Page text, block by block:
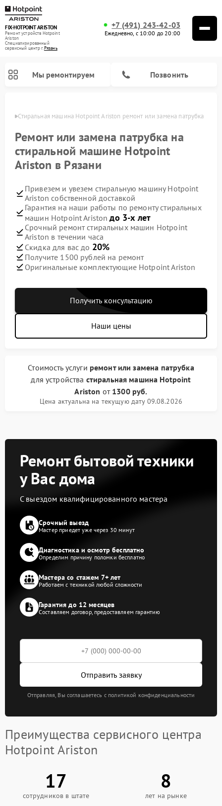
FIX-HOTPOINT ARISTON
Ремонт устройств Hotpoint
Ariston
Специализированный
cервисный центр г.Рязань
+7 (491) 243-42-03
Ежедневно, с 10:00 до 20:00
Мы ремонтируем Позвонить
Стиральная машина Hotpoint Ariston ремонт или замена патрубка
Ремонт или замена патрубка на
стиральной машине Hotpoint
Ariston в Рязани
Привезем и увезем стиральную машину Hotpoint
Ariston собственной доставкой
Гарантия на наши работы по ремонту стиральных
машин Hotpoint Aristonдо 3-х лет
Срочный ремонт стиральных машин Hotpoint
Ariston в течении часа
Скидка для вас до 20%
Получите 1500 рублей на ремонт
Оригинальные комплектующие Hotpoint Ariston
Получить консультацию
Наши цены
Стоимость услуги ремонт или замена патрубка
для устройства стиральная машина Hotpoint
Ariston от 1300 руб.
Цена актуальна на текущую дату 09.08.2026
Ремонт бытовой техники
у Вас дома
С выездом квалифицированного мастера
Срочный выезд
Мастер приедет уже через 30 минут
Диагностика и осмотр бесплатно
Определим причину поломки бесплатно
Мастера со стажем 7+ лет
Работаем с техникой любой сложности
Гарантия до 12 месяцев
Составляем договор, предоставляем гарантию
Отправить заявку
Отправляя, Вы соглашаетесь с политикой конфиденциальности
Преимущества сервисного центра
Hotpoint Ariston
17
сотрудников в штате
8
лет на рынке